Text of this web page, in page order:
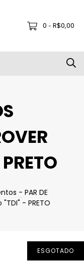
0 - R$0,00
- PAR DE
"TDI" - PRETO
ESGOTADO